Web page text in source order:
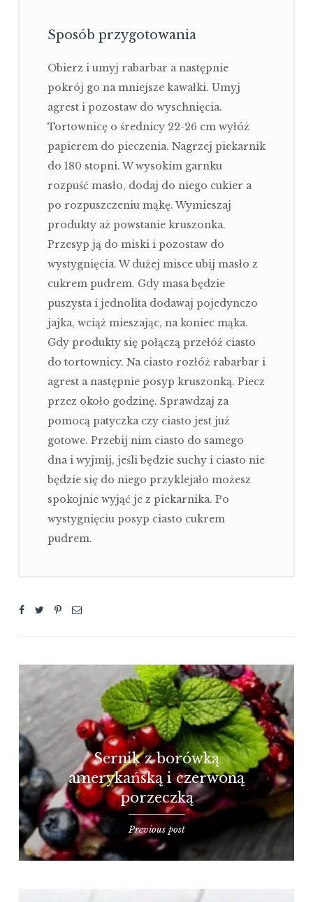
Sposób przygotowania
Obierz i umyj rabarbar a następnie
pokrój go na mniejsze kawałki. Umyj
agrest i pozostaw do wyschnięcia.
Tortownicę o średnicy 22-26 cm wyłóż
papierem do pieczenia. Nagrzej piekarnik
do 180 stopni. W wysokim garnku
rozpuść masło, dodaj do niego cukier a
po rozpuszczeniu mąkę. Wymieszaj
produkty aż powstanie kruszonka.
Przesyp ją do miski i pozostaw do
wystygnięcia. W dużej misce ubij masło z
cukrem pudrem. Gdy masa będzie
puszysta i jednolita dodawaj pojedynczo
jajka, wciąż mieszając, na koniec mąka.
Gdy produkty się połączą przełóż ciasto
do tortownicy. Na ciasto rozłóż rabarbar i
agrest a następnie posyp kruszonką. Piecz
przez około godzinę. Sprawdzaj za
pomocą patyczka czy ciasto jest już
gotowe. Przebij nim ciasto do samego
dna i wyjmij, jeśli będzie suchy i ciasto nie
będzie się do niego przyklejało możesz
spokojnie wyjąć je z piekarnika. Po
wystygnięciu posyp ciasto cukrem
pudrem.
Sernik z borówką
amerykańską i czerwoną
porzeczką
Previous post